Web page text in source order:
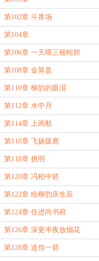
第102章 斗兽场
第104章
第106章 一天喂三顿蛇胆
第108章 金算盘
第110章 柳韵的眼泪
第112章 水中月
第114章 上画舫
第116章 飞扬跋扈
第118章 挑明
第120章 冯柏中箭
第122章 给柳韵庆生辰
第124章 住进尚书府
第126章 深更半夜放烟花
第128章 送你一箭